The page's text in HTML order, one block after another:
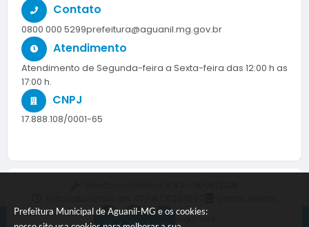
Prefeitura Municipal de Aguanil-MG e os cookies:
Contato
0800 000 5299prefeitura@aguanil.mg.gov.br
Atendimento
Atendimento de Segunda-feira a Sexta-feira das 12:00 h as
17:00 h.
CNPJ
17.888.108/0001-65
Siga-nos